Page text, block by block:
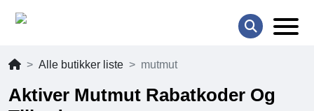
Alle butikker liste mutmut
Aktiver Mutmut Rabatkoder Og